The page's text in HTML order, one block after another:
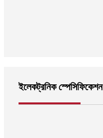
ইলেকট্রনিক স্পেসিফিকেশন